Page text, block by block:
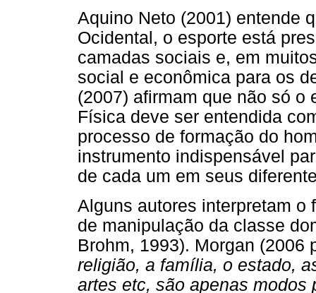
Aquino Neto (2001) entende
Ocidental, o esporte está
camadas sociais e, em
social e econômica para os
(2007) afirmam que não só o
Física deve ser entendida
processo de formação do
instrumento indispensável
de cada um em seus
Alguns autores interpretam o
de manipulação da classe
Brohm, 1993). Morgan (2006
religião, a família, o estado,
artes etc, são apenas modos